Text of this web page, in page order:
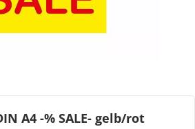
A4 -% SALE- gelb/rot